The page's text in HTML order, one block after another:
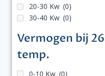
20-30 Kw (0)
30-40 Kw (0)
Vermogen bij
temp.
0-10 Kw (0)